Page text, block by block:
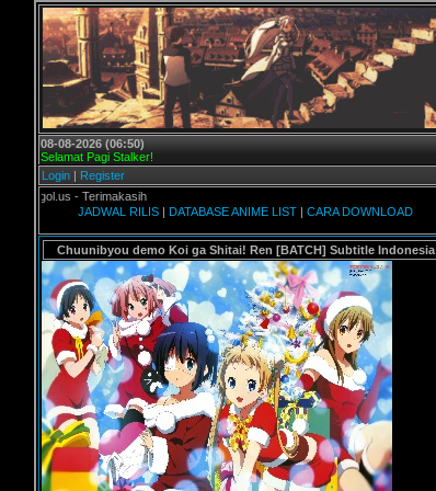
08-08-2026 (06:50)
Selamat Pagi Stalker!
Login | Register
- Terimakasih
JADWAL RILIS | DATABASE ANIME LIST | CARA DOWNLOAD
Chuunibyou demo Koi ga Shitai! Ren [BATCH] Subtitle Indonesia